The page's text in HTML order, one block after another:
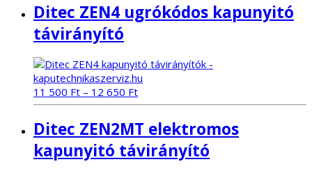
Ditec ZEN4 ugrókódos kapunyitó
távirányító
11 500 Ft – 12 650 Ft
Ditec ZEN2MT elektromos
kapunyitó távirányító